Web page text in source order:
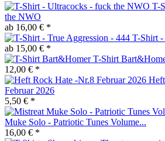
T-
the NWO
ab 16,00 € *
T-Shirt -
ab 15,00 € *
T-Shirt
12,00 € *
Februar 2026
5,50 € *
Muke Solo - Patriotic Tunes Volume...
16,00 € *